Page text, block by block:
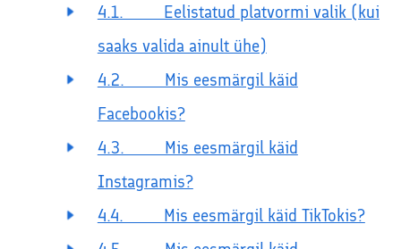
4.1. Eelistatud platvormi valik (kui
saaks valida ainult ühe)
4.2. Mis eesmärgil käid
Facebookis?
4.3. Mis eesmärgil käid
Instagramis?
4.4. Mis eesmärgil käid TikTokis?